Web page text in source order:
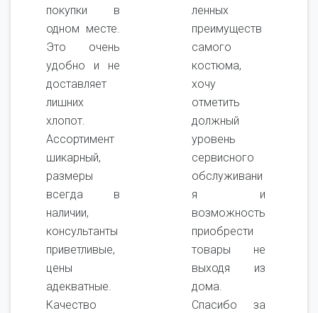
покупки в
одном месте.
Это очень
удобно и не
доставляет
лишних
хлопот.
Ассортимент
шикарный,
размеры
всегда в
наличии,
консультанты
приветливые,
цены
адекватные.
Качество
ленных
преимуществ
самого
костюма,
хочу
отметить
должный
уровень
сервисного
обслуживани
я и
возможность
приобрести
товары не
выходя из
дома.
Спасибо за